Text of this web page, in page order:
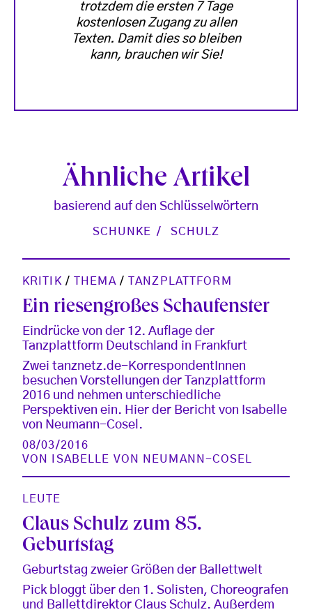
trotzdem die ersten 7 Tage
kostenlosen Zugang zu allen
Texten. Damit dies so bleiben
kann, brauchen wir Sie!
Ähnliche Artikel
basierend auf den Schlüsselwörtern
SCHUNKE SCHULZ
KRITIK /THEMA /TANZPLATTFORM
Ein riesengroßes Schaufenster
Eindrücke von der 12. Auflage der
Tanzplattform Deutschland in Frankfurt
Zwei tanznetz.de-KorrespondentInnen
besuchen Vorstellungen der Tanzplattform
2016 und nehmen unterschiedliche
Perspektiven ein. Hier der Bericht von Isabelle
von Neumann-Cosel.
08/03/2016
VON
ISABELLE VON NEUMANN-COSEL
LEUTE
Claus Schulz zum 85.
Geburtstag
Geburtstag zweier Größen der Ballettwelt
Pick bloggt über den 1. Solisten, Choreografen
und Ballettdirektor Claus Schulz. Außerdem